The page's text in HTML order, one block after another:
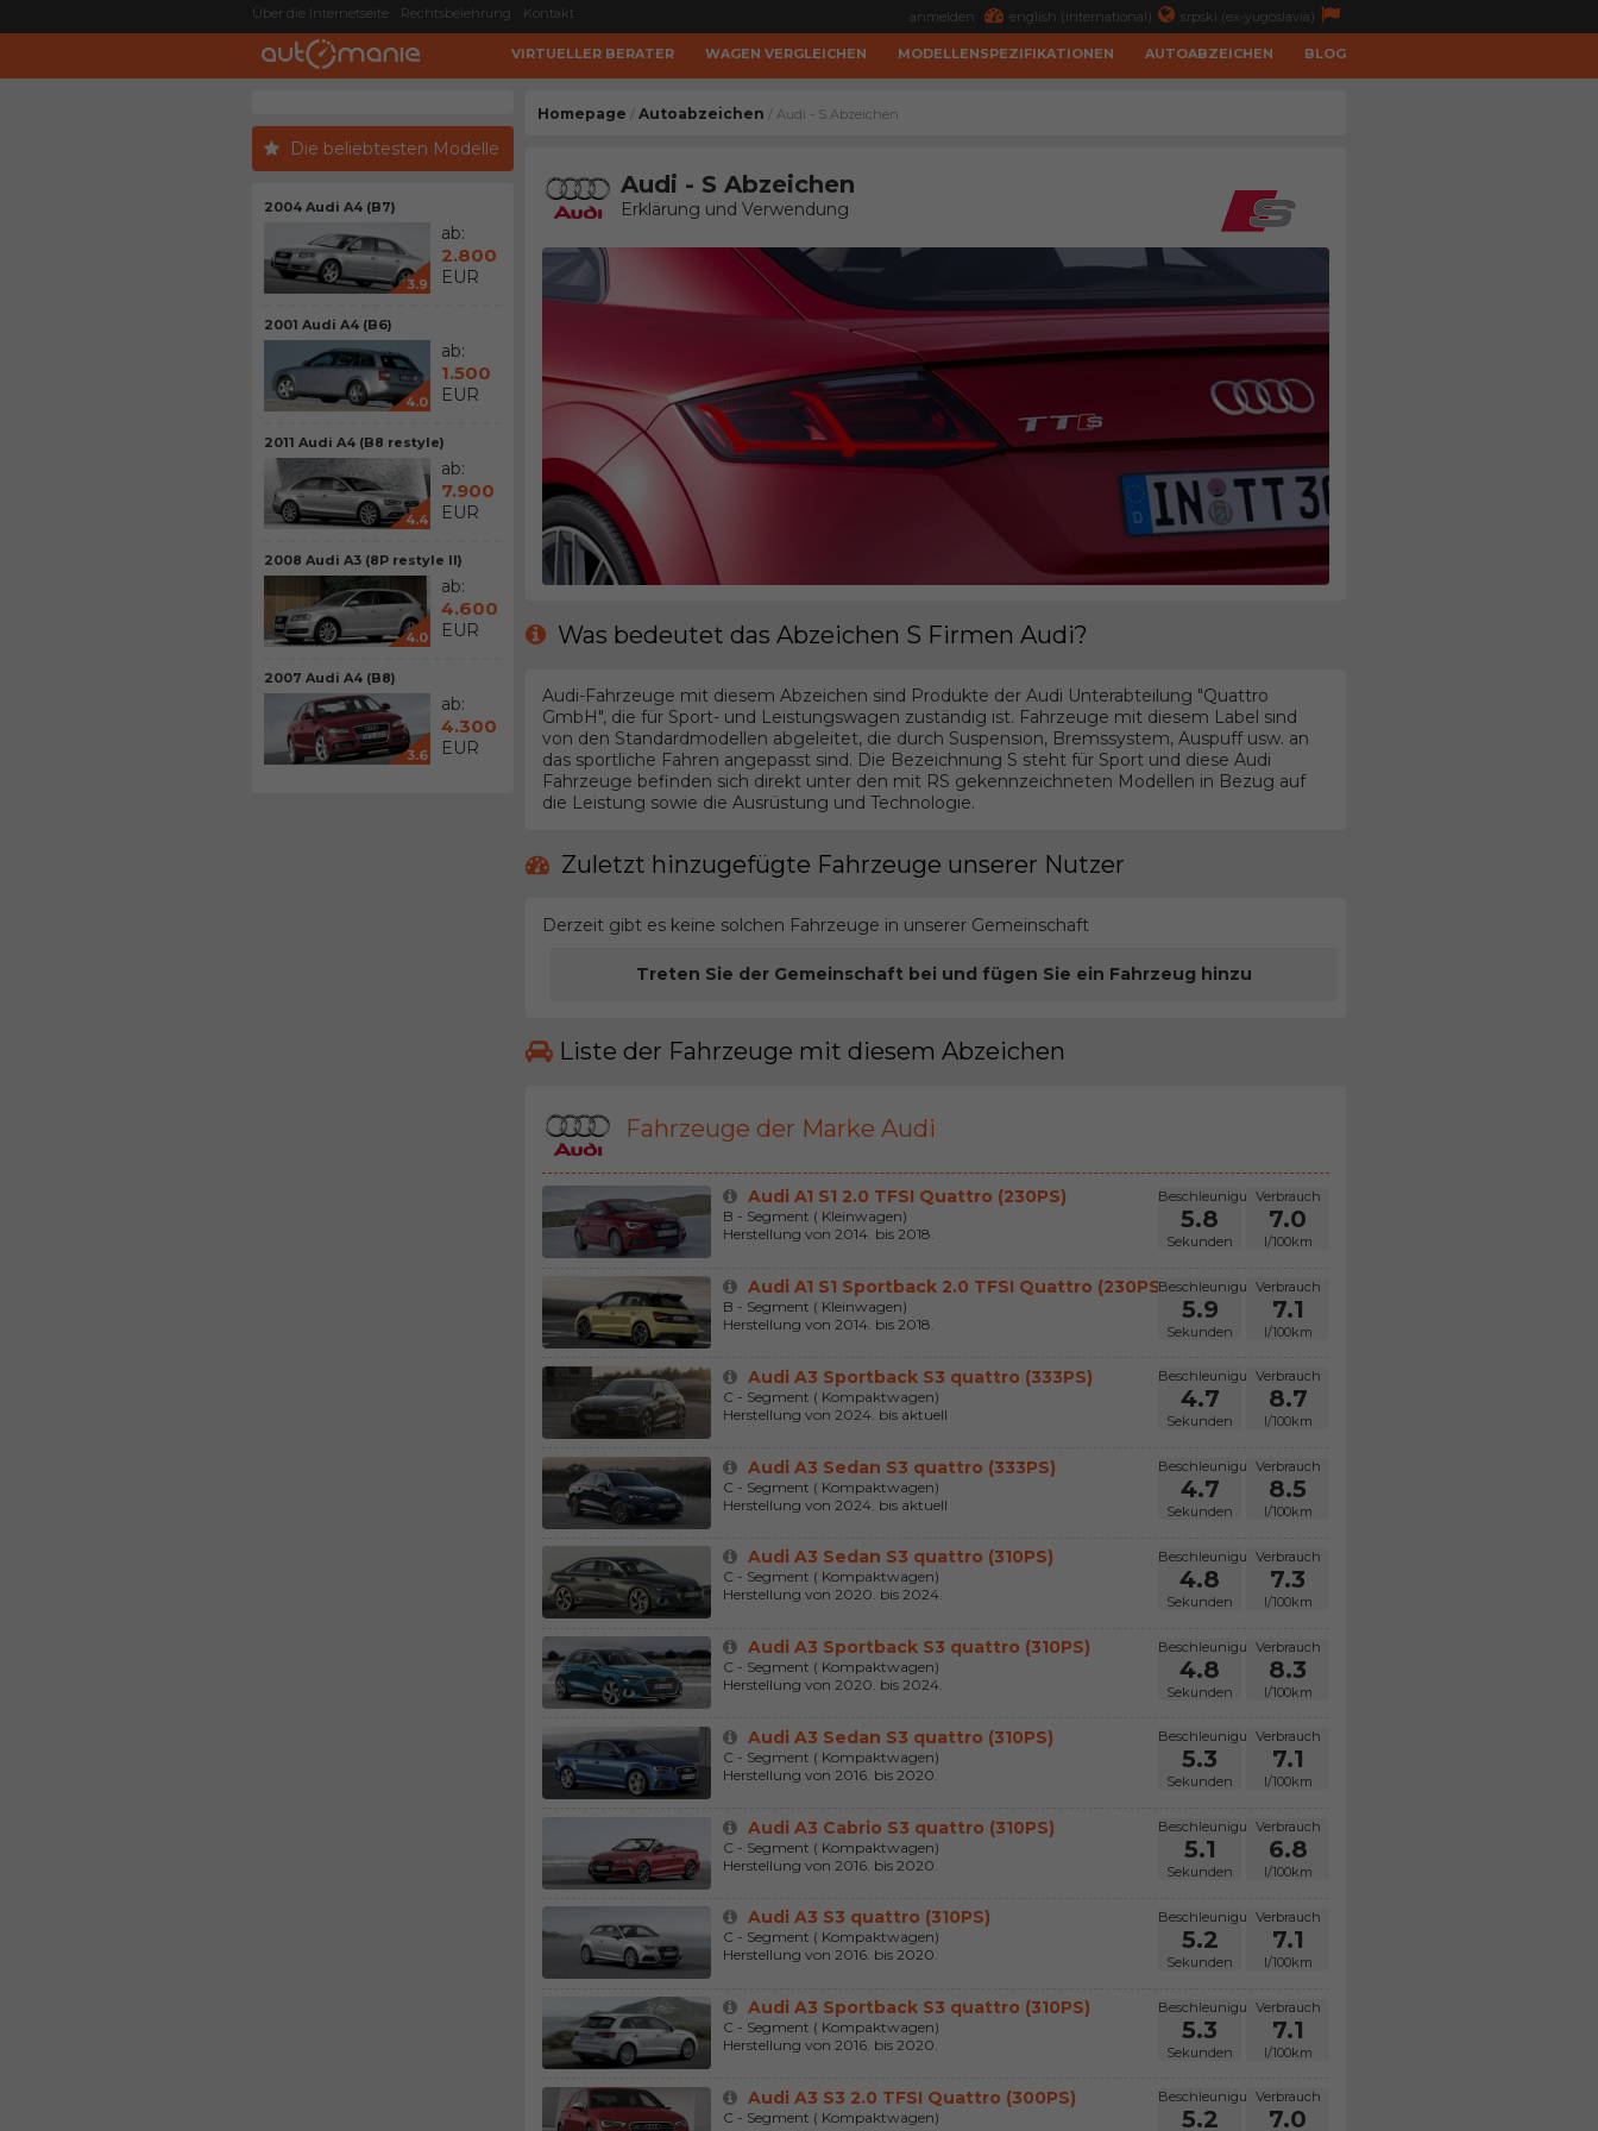
Über die Internetseite Rechtsbelehrung Kontakt anmelden english (international) srpski (ex-yugoslavia)
VIRTUELLER BERATER WAGEN VERGLEICHEN MODELLENSPEZIFIKATIONEN AUTOABZEICHEN BLOG
Die beliebtesten Modelle
2004 Audi A4 (B7)
3.9
ab:
2.800
EUR
2001 Audi A4 (B6)
4.0
ab:
1.500
EUR
2011 Audi A4 (B8 restyle)
4.4
ab:
7.900
EUR
2008 Audi A3 (8P restyle II)
4.0
ab:
4.600
EUR
2007 Audi A4 (B8)
3.6
ab:
4.300
EUR
Homepage / Autoabzeichen / Audi - S Abzeichen
Audi - S Abzeichen
Erklärung und Verwendung
Was bedeutet das Abzeichen S Firmen Audi?
Audi-Fahrzeuge mit diesem Abzeichen sind Produkte der Audi Unterabteilung "Quattro
GmbH", die für Sport- und Leistungswagen zuständig ist. Fahrzeuge mit diesem Label sind
von den Standardmodellen abgeleitet, die durch Suspension, Bremssystem, Auspuff usw. an
das sportliche Fahren angepasst sind. Die Bezeichnung S steht für Sport und diese Audi
Fahrzeuge befinden sich direkt unter den mit RS gekennzeichneten Modellen in Bezug auf
die Leistung sowie die Ausrüstung und Technologie.
Zuletzt hinzugefügte Fahrzeuge unserer Nutzer
Derzeit gibt es keine solchen Fahrzeuge in unserer Gemeinschaft
Treten Sie der Gemeinschaft bei und fügen Sie ein Fahrzeug hinzu
Liste der Fahrzeuge mit diesem Abzeichen
Fahrzeuge der Marke Audi
Beschleunigung
5.8
Sekunden
Verbrauch
7.0
l/100km
Audi A1 S1 2.0 TFSI Quattro (230PS)
B - Segment ( Kleinwagen)
Herstellung von 2014. bis 2018.
Beschleunigung
5.9
Sekunden
Verbrauch
7.1
l/100km
Audi A1 S1 Sportback 2.0 TFSI Quattro (230PS)
B - Segment ( Kleinwagen)
Herstellung von 2014. bis 2018.
Beschleunigung
4.7
Sekunden
Verbrauch
8.7
l/100km
Audi A3 Sportback S3 quattro (333PS)
C - Segment ( Kompaktwagen)
Herstellung von 2024. bis aktuell
Beschleunigung
4.7
Sekunden
Verbrauch
8.5
l/100km
Audi A3 Sedan S3 quattro (333PS)
C - Segment ( Kompaktwagen)
Herstellung von 2024. bis aktuell
Beschleunigung
4.8
Sekunden
Verbrauch
7.3
l/100km
Audi A3 Sedan S3 quattro (310PS)
C - Segment ( Kompaktwagen)
Herstellung von 2020. bis 2024.
Beschleunigung
4.8
Sekunden
Verbrauch
8.3
l/100km
Audi A3 Sportback S3 quattro (310PS)
C - Segment ( Kompaktwagen)
Herstellung von 2020. bis 2024.
Beschleunigung
5.3
Sekunden
Verbrauch
7.1
l/100km
Audi A3 Sedan S3 quattro (310PS)
C - Segment ( Kompaktwagen)
Herstellung von 2016. bis 2020.
Beschleunigung
5.1
Sekunden
Verbrauch
6.8
l/100km
Audi A3 Cabrio S3 quattro (310PS)
C - Segment ( Kompaktwagen)
Herstellung von 2016. bis 2020.
Beschleunigung
5.2
Sekunden
Verbrauch
7.1
l/100km
Audi A3 S3 quattro (310PS)
C - Segment ( Kompaktwagen)
Herstellung von 2016. bis 2020.
Beschleunigung
5.3
Sekunden
Verbrauch
7.1
l/100km
Audi A3 Sportback S3 quattro (310PS)
C - Segment ( Kompaktwagen)
Herstellung von 2016. bis 2020.
Beschleunigung
5.2
Verbrauch
7.0
Audi A3 S3 2.0 TFSI Quattro (300PS)
C - Segment ( Kompaktwagen)